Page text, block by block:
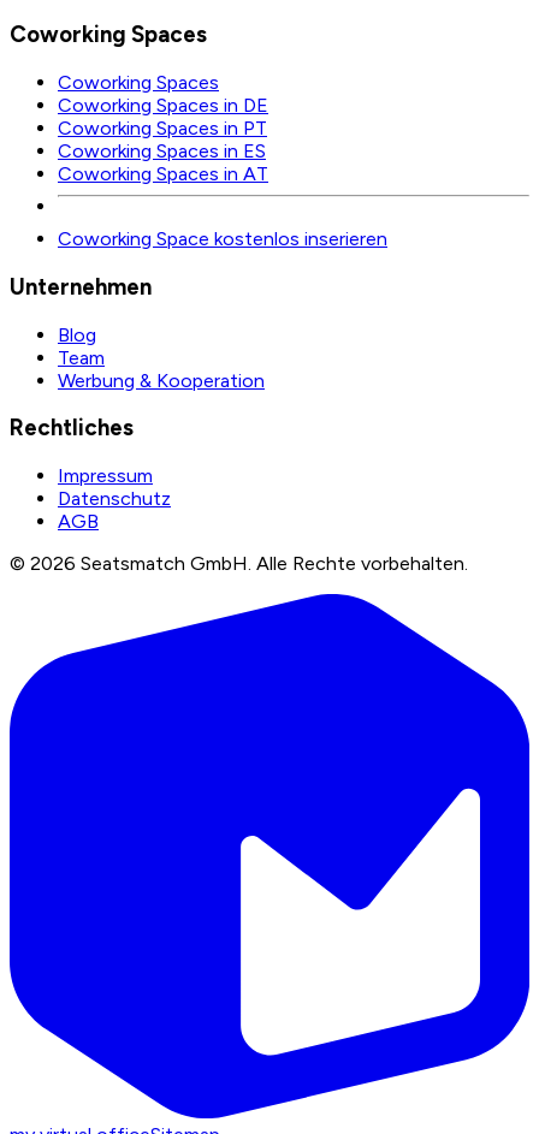
Coworking Spaces
Coworking Spaces
Coworking Spaces in DE
Coworking Spaces in PT
Coworking Spaces in ES
Coworking Spaces in AT
Coworking Space kostenlos inserieren
Unternehmen
Blog
Team
Werbung & Kooperation
Rechtliches
Impressum
Datenschutz
AGB
© 2026 Seatsmatch GmbH. Alle Rechte vorbehalten.